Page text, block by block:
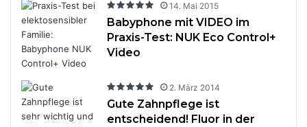
14. Mai 2015
Babyphone mit VIDEO im
Praxis-Test: NUK Eco Control+
Video
2. März 2014
Gute Zahnpflege ist
entscheidend! Fluor in der